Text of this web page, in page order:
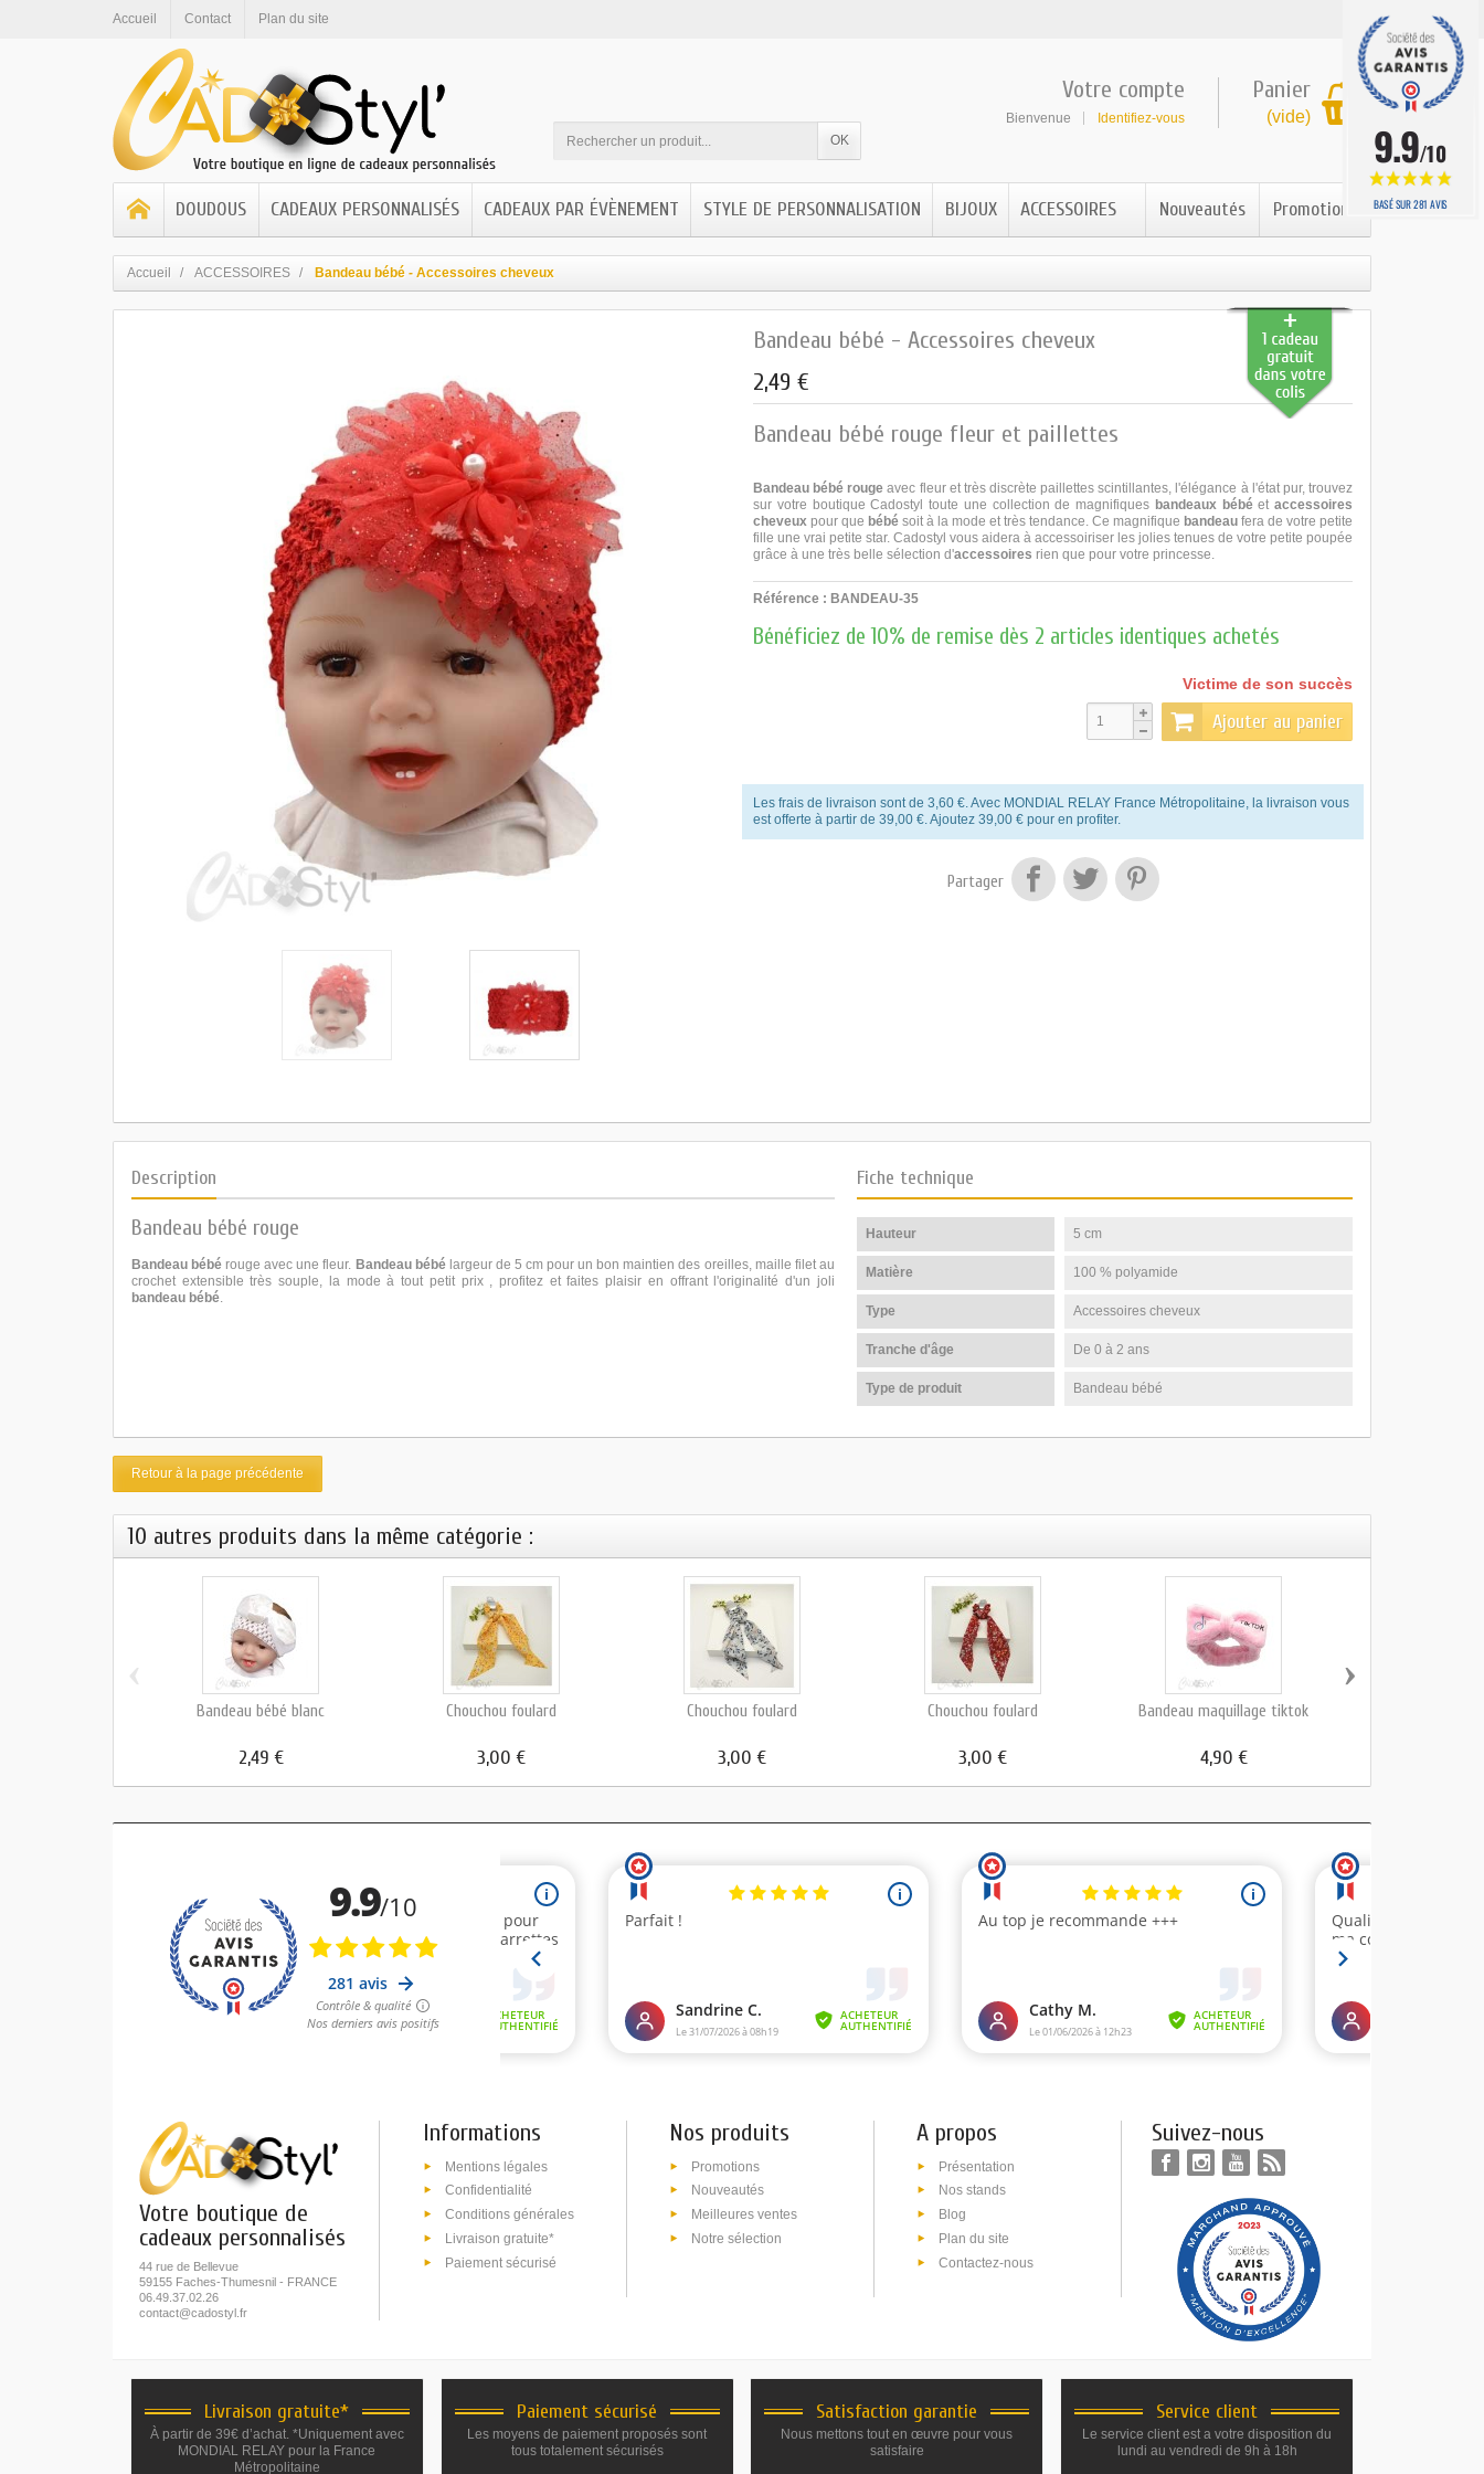
Accueil Contact Plan du site
OK
Panier
(vide)
0
Votre compte
Bienvenue Identifiez-vous
Promotions
Nouveautés
DOUDOUS CADEAUX PERSONNALISÉS CADEAUX PAR ÉVÈNEMENT STYLE DE PERSONNALISATION BIJOUX ACCESSOIRES
Accueil ACCESSOIRES Bandeau bébé - Accessoires cheveux
Bandeau bébé - Accessoires cheveux
2,49 €
Bandeau bébé rouge fleur et paillettes
Bandeau bébé rouge avec fleur et très discrète paillettes scintillantes, l'élégance à l'état pur, trouvez
sur votre boutiqueCadostyl toute une collection de magnifiques bandeaux bébéet accessoires
cheveux pour que bébé soit à la mode et très tendance. Ce magnifique bandeau fera de votre petite
fille une vrai petite star. Cadostyl vous aidera à accessoiriser les jolies tenues de votre petite poupée
grâce à une très belle sélection d'accessoires rien que pour votre princesse.
Référence : BANDEAU-35
Bénéficiez de 10% de remise dès 2 articles identiques achetés
Victime de son succès
Ajouter au panier
Les frais de livraison sont de 3,60 €. Avec MONDIAL RELAY France Métropolitaine, la livraison vous
est offerte à partir de 39,00 €. Ajoutez 39,00 € pour en profiter.
Partager
Description
Bandeau bébé rouge
Bandeau bébé rouge avec une fleur. Bandeau bébélargeur de 5 cm pour un bon maintien des oreilles, maille filet au
crochet extensible très souple, la mode à tout petit prix , profitez et faites plaisir en offrant l'originalité d'un joli
bandeau bébé.
Fiche technique
Hauteur 5 cm
Matière 100 % polyamide
Type Accessoires cheveux
Tranche d'âge De 0 à 2 ans
Type de produit Bandeau bébé
Retour à la page précédente
10 autres produits dans la même catégorie :
Bandeau bébé blanc
2,49 €
Chouchou foulard
3,00 €
Chouchou foulard
3,00 €
Chouchou foulard
3,00 €
Bandeau maquillage tiktok
4,90 €
‹ ›
Votre boutique de
cadeaux personnalisés
44 rue de Bellevue
59155 Faches-Thumesnil - FRANCE
06.49.37.02.26
contact@cadostyl.fr
Informations
Mentions légales
Confidentialité
Conditions générales
Livraison gratuite*
Paiement sécurisé
Nos produits
Promotions
Nouveautés
Meilleures ventes
Notre sélection
A propos
Présentation
Nos stands
Blog
Plan du site
Contactez-nous
Suivez-nous
Livraison gratuite*
À partir de 39€ d’achat. *Uniquement avec
MONDIAL RELAY pour la France
Métropolitaine
Paiement sécurisé
Les moyens de paiement proposés sont
tous totalement sécurisés
Satisfaction garantie
Nous mettons tout en œuvre pour vous
satisfaire
Service client
Le service client est a votre disposition du
lundi au vendredi de 9h à 18h
9.9/10
BASÉ SUR 281 AVIS